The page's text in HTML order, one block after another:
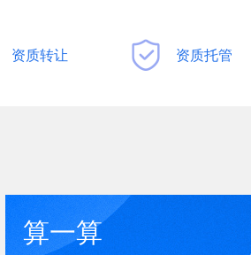
资质转让 资质托管
算一算